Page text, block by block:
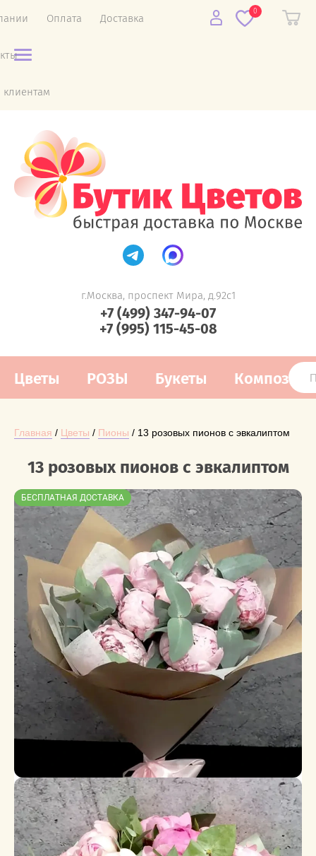
Оплата Доставка
0
г.Москва, проспект Мира, д.92с1
+7 (499) 347-94-07
+7 (995) 115-45-08
Цветы РОЗЫ Букеты
Главная / Цветы / Пионы / 13 розовых пионов с эвкалиптом
13 розовых пионов с эвкалиптом
БЕСПЛАТНАЯ ДОСТАВКА